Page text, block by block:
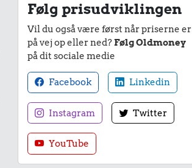
Følg prisudviklingen
Vil du også være først når priserne er
på vej op eller ned?Følg Oldmoney
på dit sociale medie
Facebook Linkedin
Instagram Twitter
YouTube